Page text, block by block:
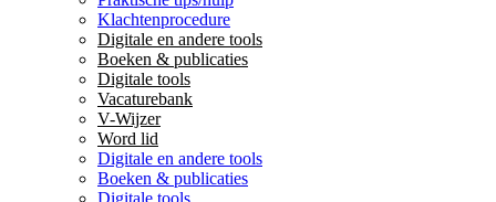
Klachtenprocedure
Digitale en andere tools
Boeken & publicaties
Digitale tools
Vacaturebank
V-Wijzer
Word lid
Digitale en andere tools
Boeken & publicaties
Digitale tools